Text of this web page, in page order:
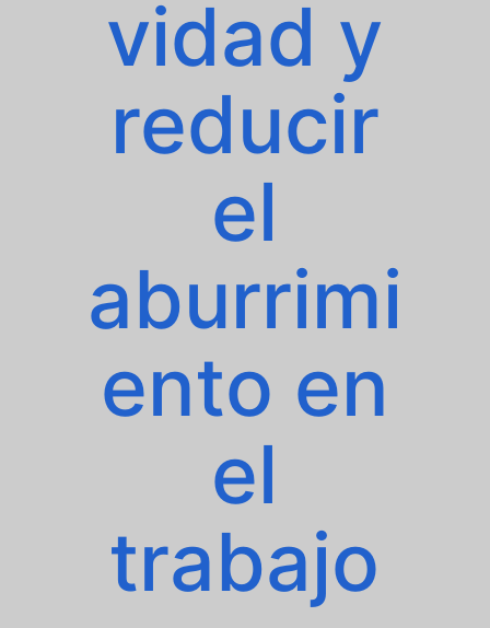
vidad y
reducir
el
aburrimi
ento en
el
trabajo